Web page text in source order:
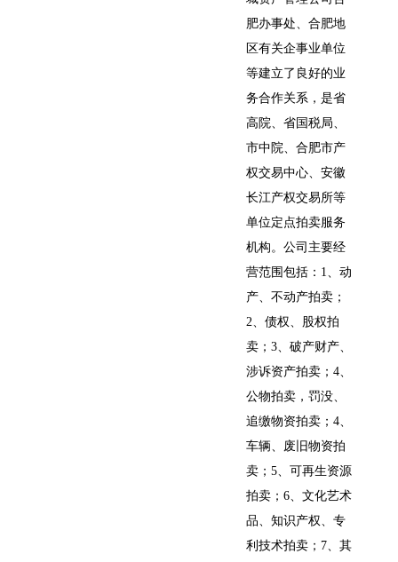
肥办事处、合肥地
区有关企事业单位
等建立了良好的业
务合作关系，是省
高院、省国税局、
市中院、合肥市产
权交易中心、安徽
长江产权交易所等
单位定点拍卖服务
机构。公司主要经
营范围包括：1、动
产、不动产拍卖；
2、债权、股权拍
卖；3、破产财产、
涉诉资产拍卖；4、
公物拍卖，罚没、
追缴物资拍卖；4、
车辆、废旧物资拍
卖；5、可再生资源
拍卖；6、文化艺术
品、知识产权、专
利技术拍卖；7、其